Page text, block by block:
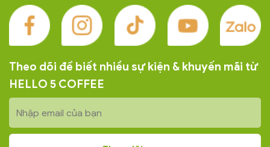
Theo dõi để biết nhiều sự kiện & khuyến mãi từ
HELLO 5 COFFEE